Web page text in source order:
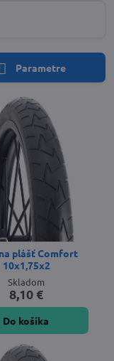
Parametre
plášť Comfort
10x1,75x2
Skladom
8,10 €
Do košíka